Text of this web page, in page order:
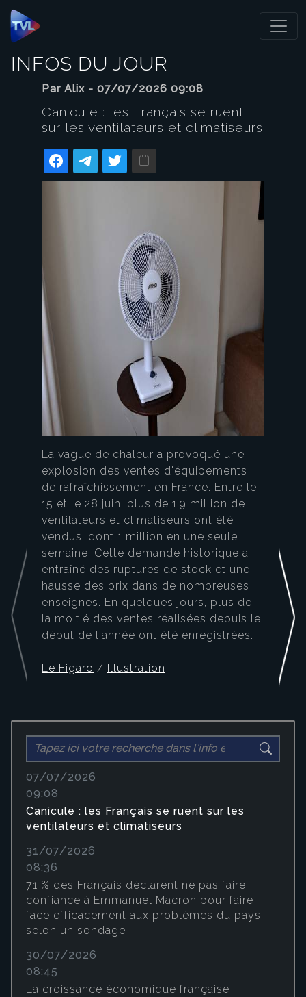
Panneau de gestion des cookies
INFOS DU JOUR
Par Alix - 07/07/2026 09:08
Canicule : les Français se ruent
sur les ventilateurs et climatiseurs
La vague de chaleur a provoqué une
explosion des ventes d'équipements
de rafraîchissement en France. Entre le
15 et le 28 juin, plus de 1,9 million de
ventilateurs et climatiseurs ont été
vendus, dont 1 million en une seule
semaine. Cette demande historique a
entraîné des ruptures de stock et une
hausse des prix dans de nombreuses
enseignes. En quelques jours, plus de
la moitié des ventes réalisées depuis le
début de l'année ont été enregistrées.
Le Figaro / Illustration
07/07/2026
09:08
Canicule : les Français se ruent sur les
ventilateurs et climatiseurs
31/07/2026
08:36
71 % des Français déclarent ne pas faire
confiance à Emmanuel Macron pour faire
face efficacement aux problèmes du pays,
selon un sondage
30/07/2026
08:45
La croissance économique française